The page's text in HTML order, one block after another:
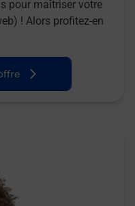
pour maîtriser votre
! Alors profitez-en